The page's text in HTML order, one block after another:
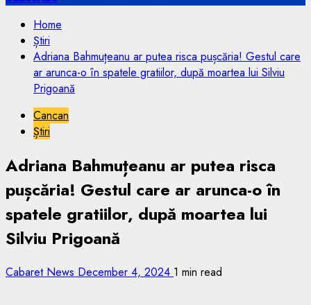
Home
Știri
Adriana Bahmuțeanu ar putea risca pușcăria! Gestul care
ar arunca-o în spatele gratiilor, după moartea lui Silviu
Prigoană
Cancan
Știri
Adriana Bahmuțeanu ar putea risca
pușcăria! Gestul care ar arunca-o în
spatele gratiilor, după moartea lui
Silviu Prigoană
Cabaret News December 4, 2024 1 min read